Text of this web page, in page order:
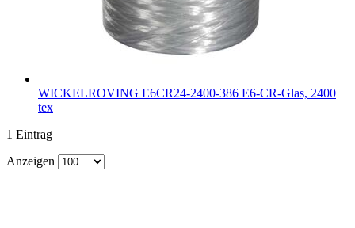
WICKELROVING E6CR24-2400-386 E6-CR-Glas, 2400
tex
1 Eintrag
Anzeigen